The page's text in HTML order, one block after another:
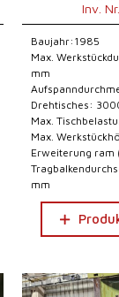
Inv.
Baujahr:1985
Max.
mm
Drehtisches:
Max.
Max.
Erweiterung ram
mm